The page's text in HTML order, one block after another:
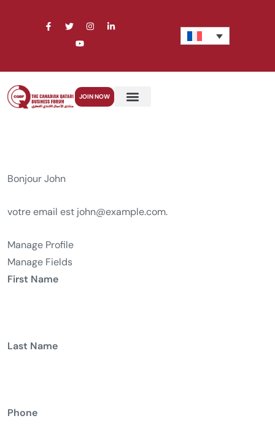
JOIN NOW
BonjourJohn
votre email est john@example.com.
Manage Profile
Manage Fields
First Name
Last Name
Phone